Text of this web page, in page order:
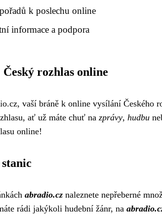
k poslechu online
informace a podpora
rozhlas online
vaší bráně k online vysílání Českého
ať už máte chuť na zprávy, hudbu
online!
abradio.cz naleznete nepřeberné
rádi jakýkoli hudební žánr, na